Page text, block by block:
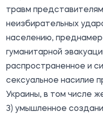
травм
неизбирательных
населению,
гуманитарной
распространенное и
сексуальное насилие
Украины, в том числе
3) умышленное